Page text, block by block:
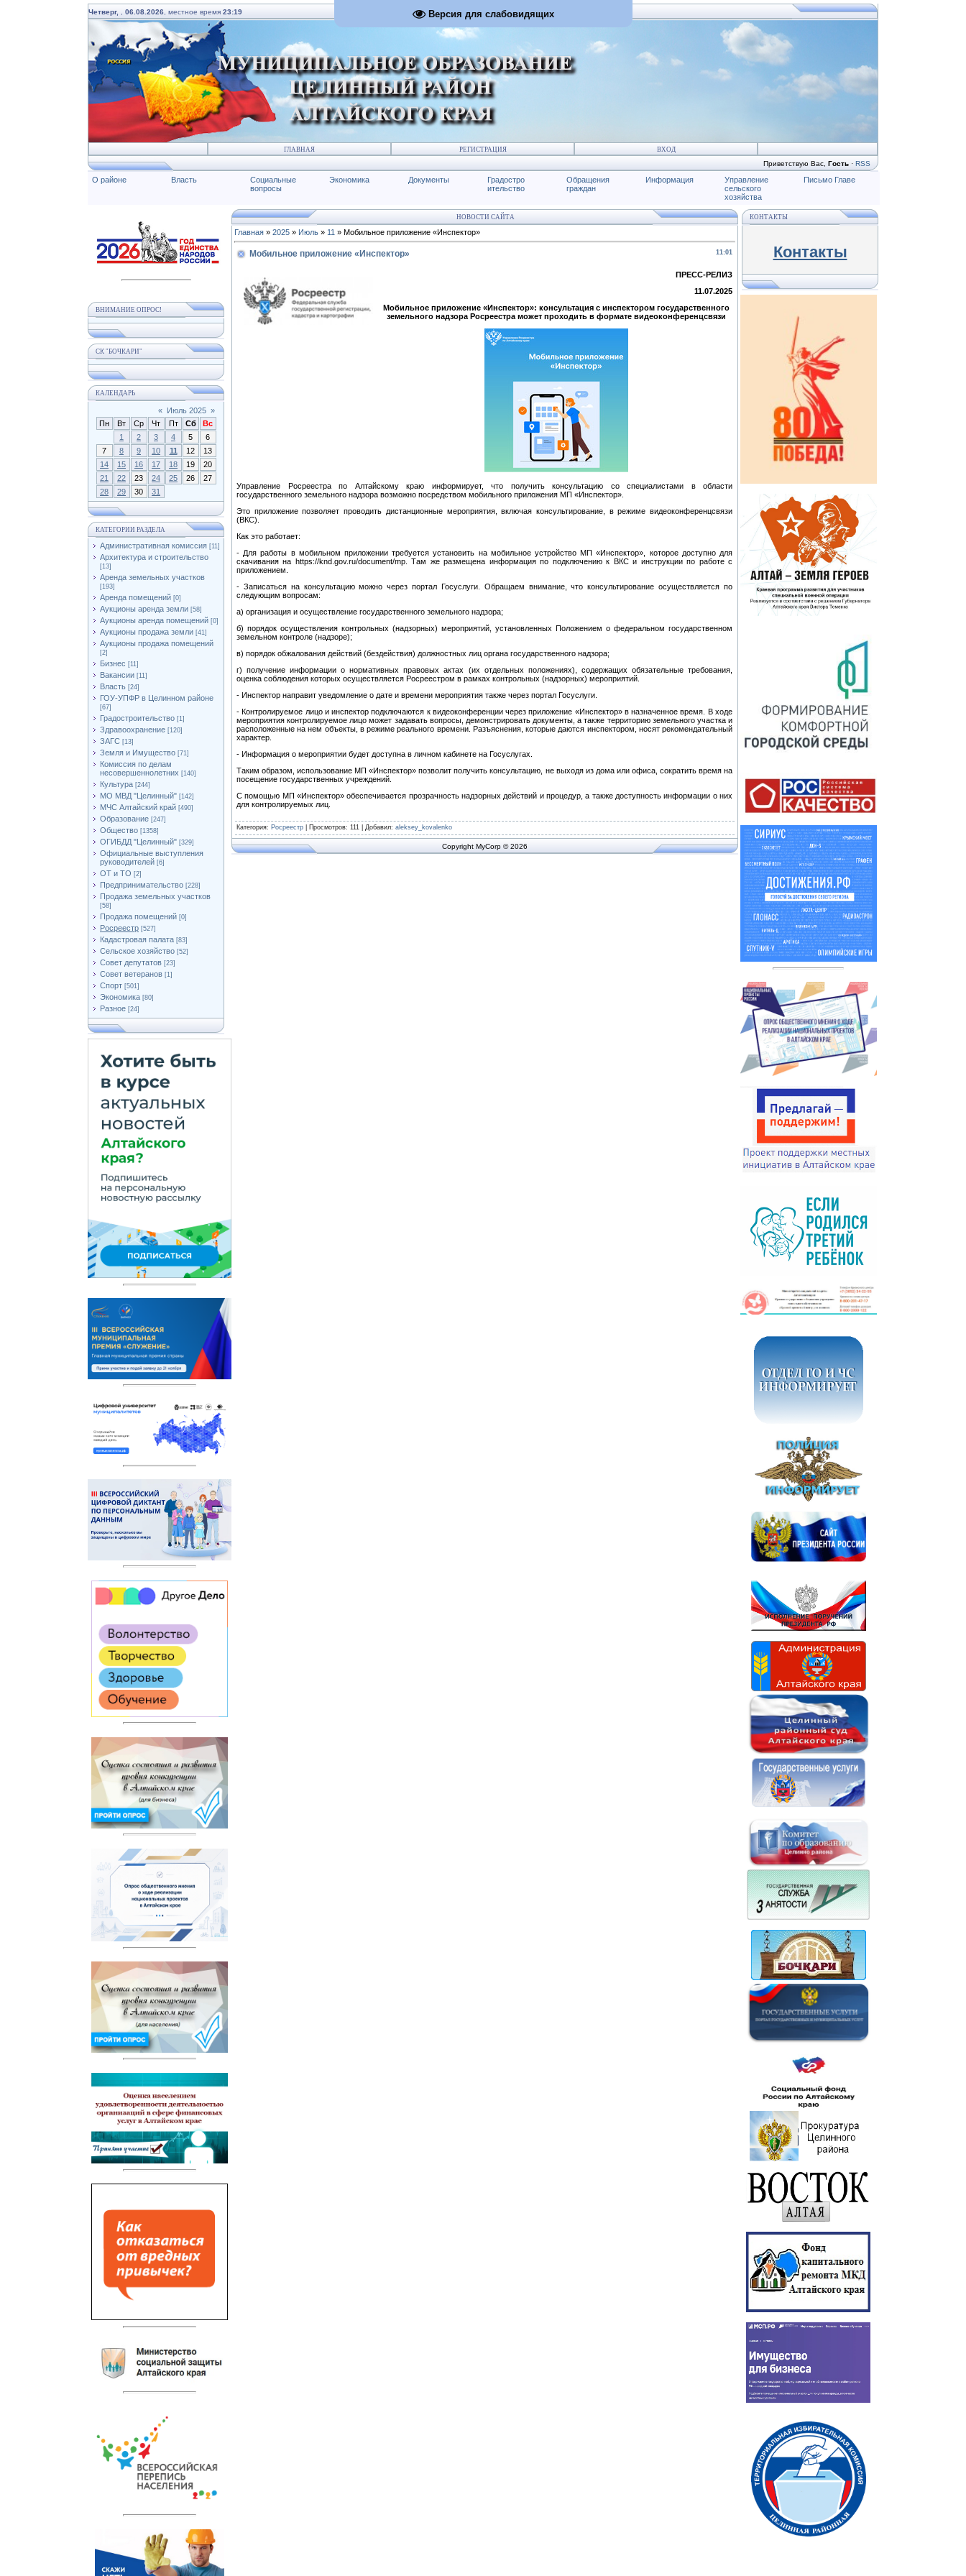
Версия для слабовидящих
Четверг, 06.08.2026 , местное время 23:19
ГЛАВНАЯ РЕГИСТРАЦИЯ ВХОД
Приветствую Вас Гость · RSS
О районе Власть
Социальные
вопросы
Экономика Документы
Градостро
ительство
Обращения
граждан
Информация
Управление
сельского
хозяйства
Письмо Главе
ВНИМАНИЕ ОПРОС!
СК "БОЧКАРИ"
КАЛЕНДАРЬ
« Июль 2025 »
Пн
Вт Ср Чт Пт Сб
Вс
1
2 3 4 5
6
7
8 9 10 11 12
13
14
15 16 17 18 19
20
21
22 23 24 25 26
27
28
29 30 31
КАТЕГОРИИ РАЗДЕЛА
Административная комиссия [11]
Архитектура и строительство
[13]
Аренда земельных участков
[193]
Аренда помещений [0]
Аукционы аренда земли [58]
Аукционы аренда помещений [0]
Аукционы продажа земли [41]
Аукционы продажа помещений
[2]
Бизнес [11]
Вакансии [11]
Власть [24]
ГОУ-УПФР в Целинном районе
[67]
Градостроительство [1]
Здравоохранение [120]
ЗАГС [13]
Земля и Имущество [71]
Комиссия по делам
несовершеннолетних [140]
Культура [244]
МО МВД "Целинный" [142]
МЧС Алтайский край [490]
Образование [247]
Общество [1358]
ОГИБДД "Целинный" [329]
Официальные выступления
руководителей [6]
ОТ и ТО [2]
Предпринимательство [228]
Продажа земельных участков
[58]
Продажа помещений [0]
Росреестр [527]
Кадастровая палата [83]
Сельское хозяйство [52]
Совет депутатов [23]
Совет ветеранов [1]
Спорт [501]
Экономика [80]
Разное [24]
НОВОСТИ САЙТА
Главная » 2025 » Июль » 11 » Мобильное приложение «Инспектор»
11:01
Мобильное приложение «Инспектор»
ПРЕСС-РЕЛИЗ
11.07.2025
Мобильное приложение «Инспектор»: консультация с инспектором государственного
земельного надзора Росреестра может проходить в формате видеоконференцсвязи
Управление Росреестра по Алтайскому краю информирует, что получить консультацию со специалистами в области
государственного земельного надзора возможно посредством мобильного приложения МП «Инспектор».
Это приложение позволяет проводить дистанционные мероприятия, включая консультирование, в режиме видеоконференцсвязи
(ВКС).
Как это работает:
- Для работы в мобильном приложении требуется установить на мобильное устройство МП «Инспектор», которое доступно для
скачивания на https://knd.gov.ru/document/mp. Там же размещена информация по подключению к ВКС и инструкции по работе с
приложением.
- Записаться на консультацию можно через портал Госуслуги. Обращаем внимание, что консультирование осуществляется по
следующим вопросам:
а) организация и осуществление государственного земельного надзора;
б) порядок осуществления контрольных (надзорных) мероприятий, установленных Положением о федеральном государственном
земельном контроле (надзоре);
в) порядок обжалования действий (бездействия) должностных лиц органа государственного надзора;
г) получение информации о нормативных правовых актах (их отдельных положениях), содержащих обязательные требования,
оценка соблюдения которых осуществляется Росреестром в рамках контрольных (надзорных) мероприятий.
- Инспектор направит уведомление о дате и времени мероприятия также через портал Госуслуги.
- Контролируемое лицо и инспектор подключаются к видеоконференции через приложение «Инспектор» в назначенное время. В ходе
мероприятия контролируемое лицо может задавать вопросы, демонстрировать документы, а также территорию земельного участка и
расположенные на нем объекты, в режиме реального времени. Разъяснения, которые даются инспектором, носят рекомендательный
характер.
- Информация о мероприятии будет доступна в личном кабинете на Госуслугах.
Таким образом, использование МП «Инспектор» позволит получить консультацию, не выходя из дома или офиса, сократить время на
посещение государственных учреждений.
С помощью МП «Инспектор» обеспечивается прозрачность надзорных действий и процедур, а также доступность информации о них
для контролируемых лиц.
Категория: Росреестр Просмотров: 111 | Добавил: aleksey_kovalenko
Copyright MyCorp © 2026
КОНТАКТЫ
Контакты